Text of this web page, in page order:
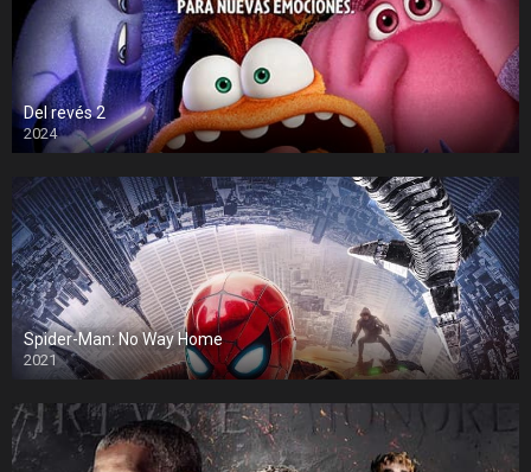
Del revés 2
2024
Spider-Man: No Way Home
2021